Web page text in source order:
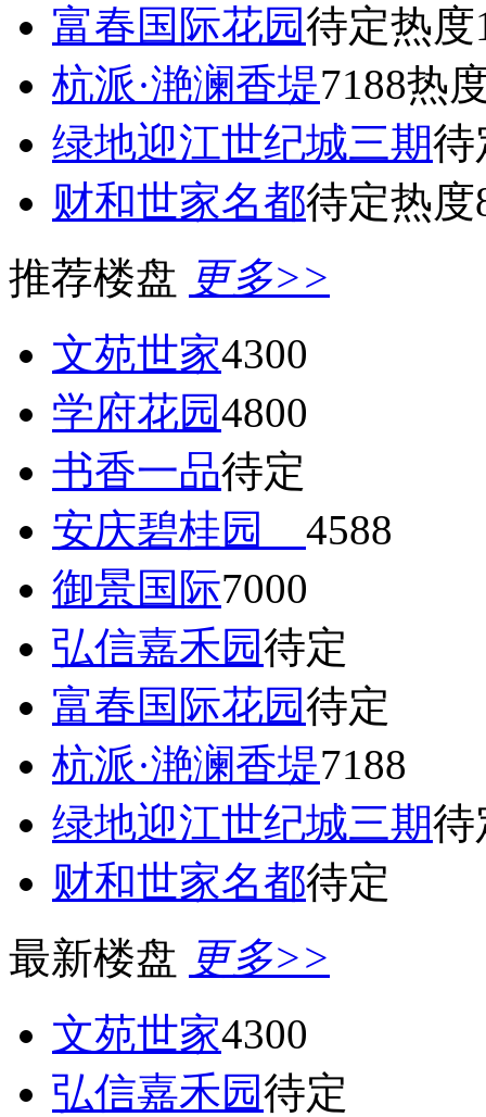
富春国际花园待定热度
杭派·滟澜香堤7188热
绿地迎江世纪城三期待
财和世家名都待定热度
推荐楼盘 更多>>
文苑世家4300
学府花园4800
书香一品待定
安庆碧桂园 4588
御景国际7000
弘信嘉禾园待定
富春国际花园待定
杭派·滟澜香堤7188
绿地迎江世纪城三期待
财和世家名都待定
最新楼盘 更多>>
文苑世家4300
弘信嘉禾园待定